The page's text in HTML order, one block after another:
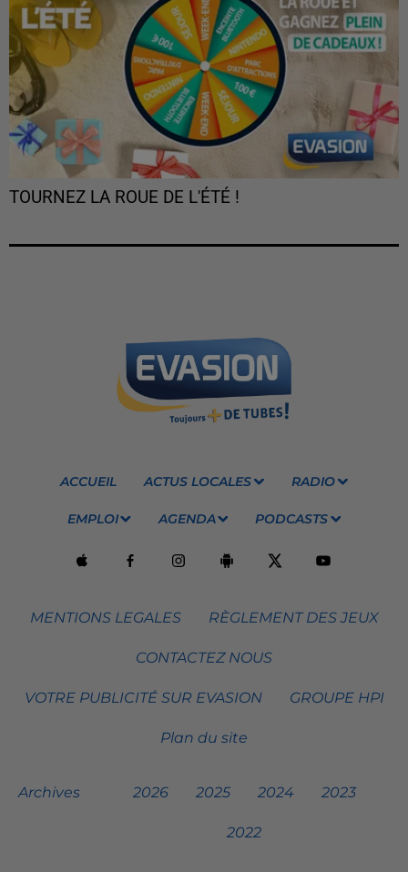
TOURNEZ LA ROUE DE L'ÉTÉ !
ACCUEIL ACTUS LOCALES RADIO
EMPLOI AGENDA PODCASTS
MENTIONS LEGALES RÈGLEMENT DES JEUX
CONTACTEZ NOUS
VOTRE PUBLICITÉ SUR EVASION GROUPE HPI
Plan du site
Archives 2026 2025 2024 2023
2022